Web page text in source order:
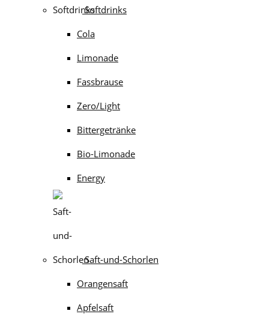
Softdrinks
Cola
Limonade
Fassbrause
Zero/Light
Bittergetränke
Bio-Limonade
Energy
Saft-und-Schorlen
Orangensaft
Apfelsaft